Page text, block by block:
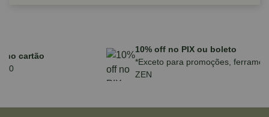
Parcele em até 10x sem juros no cartão
para compras acima de R$590,00